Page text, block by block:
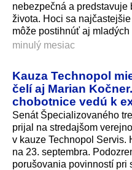
nebezpečná a
života. Hoci sa
môže postihnúť aj mladých
minulý mesiac
Kauza Technopol
čelí aj Marian
chobotnice vedú k
Senát Špecializovaného
prijal na stredajšom
v kauze Technopol Servis.
na 23. septembra.
porušovania povinností pri